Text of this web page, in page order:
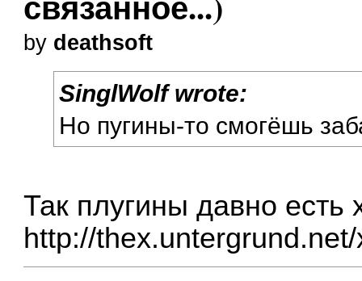
by deathsoft
SinglWolf wrote:
Но пугины-то смогёшь
Так плугины давно есть
http://